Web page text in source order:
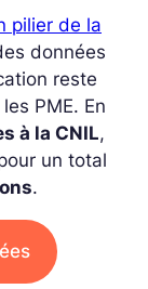
pilier de la
données
reste
PME. En
à la CNIL,
un total
.